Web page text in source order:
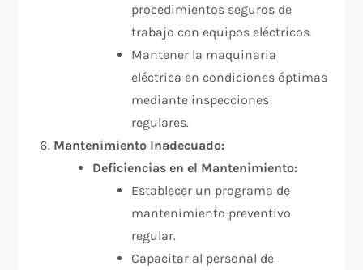
procedimientos seguros de
trabajo con equipos eléctricos.
Mantener la maquinaria
eléctrica en condiciones óptimas
mediante inspecciones
regulares.
Mantenimiento Inadecuado:
Deficiencias en el Mantenimiento:
Establecer un programa de
mantenimiento preventivo
regular.
Capacitar al personal de